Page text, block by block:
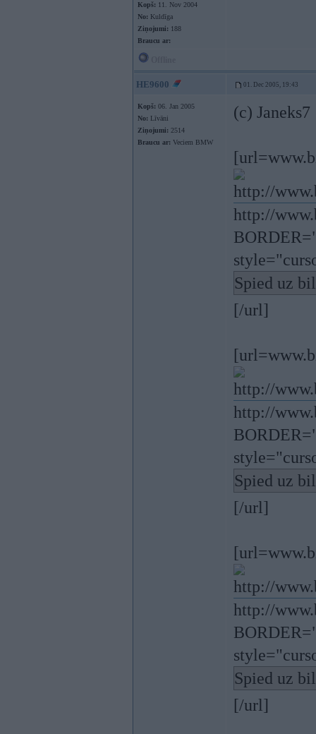
Kopš: 11. Nov 2004
No: Kuldīga
Ziņojumi: 188
Braucu ar:
HE9600 01. Dec 2005, 19:43
Kopš: 06. Jan 2005
No: Līvāni
Ziņojumi: 2514
Braucu ar: Veciem BMW
(c) Janeks7
http://
Spied uz
[/url]
http://
Spied uz
[/url]
http://
Spied uz
[/url]